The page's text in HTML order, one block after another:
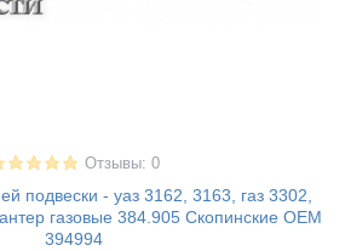
Отзывы: 0
подвески - уаз 3162, 3163, газ 3302,
газовые 384.905 Скопинские OEM
394994